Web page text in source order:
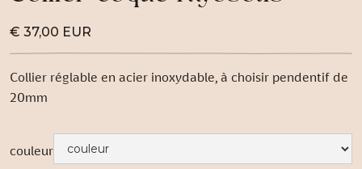
€ 37,00 EUR
Collier réglable en acier inoxydable, à choisir pendentif de
20mm
couleur